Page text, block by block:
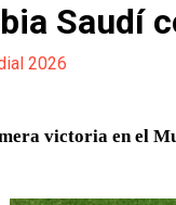
Saudí
2026
victoria en el